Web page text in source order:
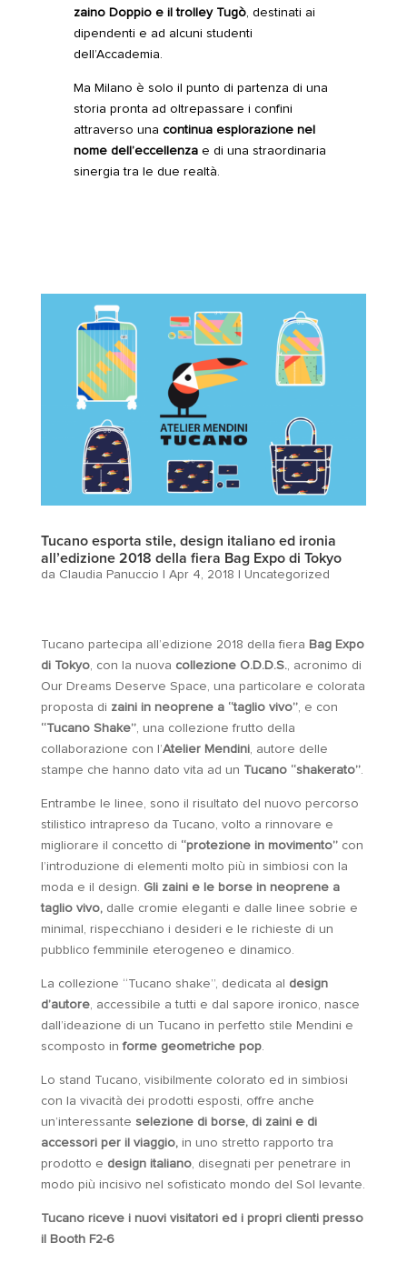
zaino Doppio e iltrolley Tugò, destinati ai
dipendenti e ad alcuni studenti
dell’Accademia.
Ma Milano è solo il punto di partenza di una
storia pronta ad oltrepassare i confini
attraverso una continua esplorazione nel
nome dell’eccellenzae di una straordinaria
sinergia tra le due realtà.
Tucano esporta stile, design italiano ed ironia
all’edizione 2018 della fiera Bag Expo di Tokyo
da Claudia Panuccio | Apr 4, 2018 | Uncategorized
Tucano partecipa all’edizione 2018 della fiera Bag Expo
di Tokyo, con la nuova collezione O.D.D.S. , acronimo di
Our Dreams Deserve Space, una particolare e colorata
proposta di zaini in neoprene a “taglio vivo”, e con
“Tucano Shake”, una collezione frutto della
collaborazione con l’Atelier Mendini, autore delle
stampe che hanno dato vita ad un Tucano “shakerato”.
Entrambe le linee, sono il risultato del nuovo percorso
stilistico intrapreso da Tucano, volto a rinnovare e
migliorare il concetto di “protezione in movimento”con
l’introduzione di elementi molto più in simbiosi con la
moda e il design. Gli zaini e le borse in neoprene a
taglio vivo, dalle cromie eleganti e dalle linee sobrie e
minimal, rispecchiano i desideri e le richieste di un
pubblico femminile eterogeneo e dinamico.
La collezione “Tucano shake”, dedicata al design
d’autore, accessibile a tutti e dal sapore ironico, nasce
dall’ideazione di un Tucano in perfetto stile Mendini e
scomposto informe geometriche pop.
Lo stand Tucano, visibilmente colorato ed in simbiosi
con la vivacità dei prodotti esposti, offre anche
un’interessante selezione di borse, di zaini e di
accessori per il viaggio, in uno stretto rapporto tra
prodotto e design italiano, disegnati per penetrare in
modo più incisivo nel sofisticato mondo del Sol levante.
Tucano riceve i nuovi visitatori ed i propri clienti presso
il Booth F2-6